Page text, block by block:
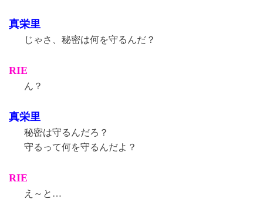
真栄里
じゃさ、秘密は何を守るんだ？
RIE
ん？
真栄里
秘密は守るんだろ？
守るって何を守るんだよ？
RIE
え～と…